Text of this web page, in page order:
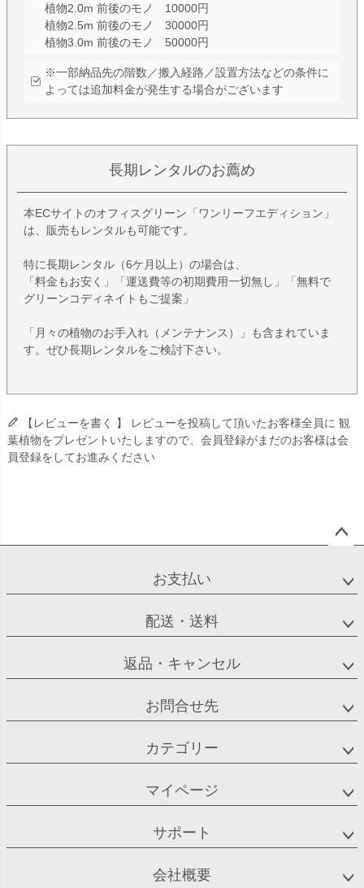
植物2.0m 前後のモノ 10000円
植物2.5m 前後のモノ 30000円
植物3.0m 前後のモノ 50000円
※一部納品先の階数／搬入経路／設置方法などの条件に
よっては追加料金が発生する場合がございます
長期レンタルのお薦め
本ECサイトのオフィスグリーン「ワンリーフエディション」
は、販売もレンタルも可能です。
特に長期レンタル（6ケ月以上）の場合は、
「料金もお安く」「運送費等の初期費用一切無し」「無料で
グリーンコディネイトもご提案」
「月々の植物のお手入れ（メンテナンス）」も含まれていま
す。ぜひ長期レンタルをご検討下さい。
【レビューを書く 】 レビューを投稿して頂いたお客様全員に 観
葉植物をプレゼントいたしますので、会員登録がまだのお客様は会
員登録をしてお進みください
ップ
お支払い
配送・送料
返品・キャンセル
お問合せ先
カテゴリー
マイページ
サポート
会社概要